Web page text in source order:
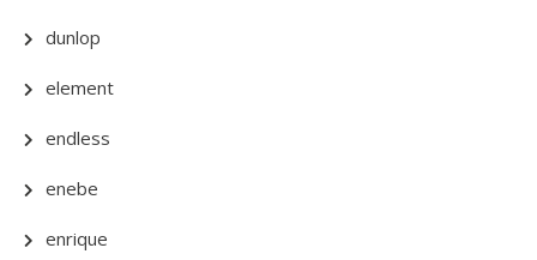
dunlop
element
endless
enebe
enrique